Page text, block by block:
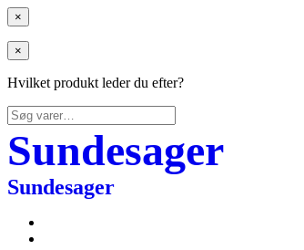
×
×
Hvilket produkt leder du efter?
Søg
efter:
Sundesager
Sundesager